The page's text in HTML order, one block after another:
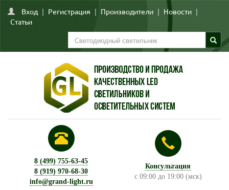
Вход | Регистрация | Производители | Новости |
Статьи
8 (499) 755-63-45
8 (919) 970-68-30
info@grand-light.ru
Консультация
с 09:00 до 19:00 (мск)